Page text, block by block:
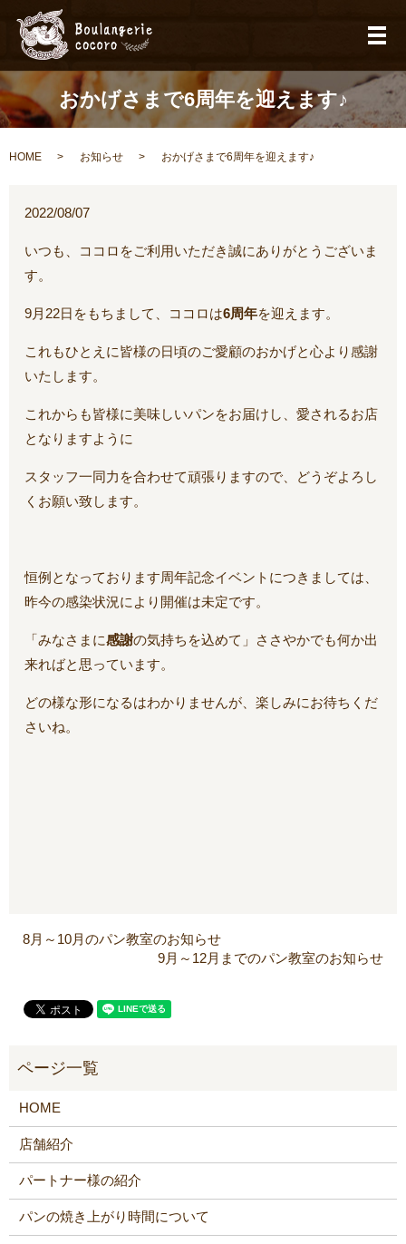
メ
おかげさまで6周年を迎えます♪
HOME お知らせ おかげさまで6周年を迎えます♪
2022/08/07
いつも、ココロをご利用いただき誠にありがとうございま
す。
9月22日をもちまして、ココロは6周年を迎えます。
これもひとえに皆様の日頃のご愛顧のおかげと心より感謝
いたします。
これからも皆様に美味しいパンをお届けし、愛されるお店
となりますように
スタッフ一同力を合わせて頑張りますので、どうぞよろし
くお願い致します。
恒例となっております周年記念イベントにつきましては、
昨今の感染状況により開催は未定です。
「みなさまに感謝の気持ちを込めて」ささやかでも何か出
来ればと思っています。
どの様な形になるはわかりませんが、楽しみにお待ちくだ
さいね。
8月～10月のパン教室のお知らせ
9月～12月までのパン教室のお知らせ
HOME
店舗紹介
パートナー様の紹介
パンの焼き上がり時間について